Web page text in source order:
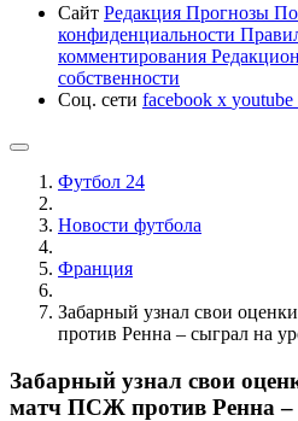
Сайт Редакция Прогнозы
конфиденциальности
комментирования
собственности
Соц. сети facebook x youtube
Футбол 24
Новости футбола
Франция
Забарный узнал свои
против Ренна – сыграл на
Забарный узнал свои
матч ПСЖ против Ренна –